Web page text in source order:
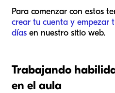
Para comenzar con estos
crear tu cuenta y empezar
días en nuestro sitio web.
Trabajando
en el aula